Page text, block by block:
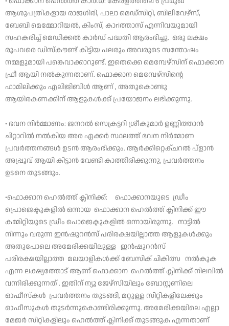
ആശുപത്രികളായ രാജഗിരി, പാലാ മെഡ്‌സിറ്റി, ബിലീവേഴ്‌സ്,
ബേബി മെമ്മോറിയൽ, കിംസ്, കാriത്താസ് എന്നിവയുമായി
സഹകരിച്ച് മെഡിക്കൽ കാർഡ് പദ്ധതി ആരംഭിച്ചു. ഒരു ലക്ഷം
രൂപവരെ ഡിസ്‌കൗണ്ട് കിട്ടിയ പലരും അവരുടെ സന്തോഷം
നമ്മളുമായി പങ്കെവാക്കാറുണ്ട്. ഇതെക്കെ മെമ്പേഴ്സിന് ഫൊക്കാന
ഫ്രീ ആയി നൽകുന്നതാണ്. ഫൊക്കാന മെമ്പേഴ്‌സിന്റെ
ഫാമിലിക്കും എലിജിബിൾ ആണ് , അതുകൊണ്ടു
ആയിരകണക്കിന് ആളുകൾക്ക് പ്രയോജനം ലഭിക്കുന്നു.
• ഭവന നിർമ്മാണം: ജനറൽ സെക്രട്ടറി ശ്രീകുമാർ ഉണ്ണിത്താൻ
ചിറ്റാറിൽ നൽകിയ അര ഏക്കർ സ്ഥലത്ത് ഭവന നിർമ്മാണ
പ്രവർത്തനങ്ങൾ ഉടൻ ആരംഭിക്കും. ആർക്കിറ്റെക്ചറൽ പ്ളാൻ
അപ്പ്രൂവ് ആയി കിട്ടാൻ വേണ്ടി കാത്തിരിക്കുന്നു, പ്രവർത്തനം
ഉടനെ തുടങ്ങും.
•ഫൊക്കാന ഹെൽത്ത് ക്ലിനിക്ക്: ഫൊക്കാനയുടെ ഡ്രീം
പ്രൊജെക്ടുകളിൽ ഒന്നായ ഫൊക്കാന ഹെൽത്ത് ക്ലിനിക്ക് ഈ
കമ്മിറ്റിയുടെ ഡ്രീം പൊജെക്ടുകളിൽ ഒന്നായിരുന്നു. നാട്ടിൽ
നിന്നും വരുന്ന ഇൻഷുറൻസ് പരിരക്ഷയില്ലാത്ത ആളുകൾക്കും
അതുപോലെ അമേരിക്കയിലുള്ള ഇൻഷുറൻസ്
പരിരക്ഷയില്ലാത്ത മലയാളികൾക്ക് ബേസിക് ചികിത്സ നൽകുക
എന്ന ലക്ഷ്യത്തോട് ആണ് ഫൊക്കാന ഹെൽത്ത് ക്ലിനിക്ക് നിലവിൽ
വന്നിരിക്കുന്നത് . ഇതിന് ന്യൂ ജേഴ്‌സിയിലും ബോസ്റ്റണിലെ
ഓഫീസ്കൾ പ്രവർത്തനം തുടങ്ങി, മറ്റുള്ള സിറ്റികളിലേക്കും
ഓഫീസുകൾ തുടർന്നുകൊണ്ടിരിക്കുന്നു. അമേരിക്കയിലെ എല്ലാ
മേജർ സിറ്റികളിലും ഹെൽത്ത് ക്ലിനിക്ക് തുടങ്ങുക എന്നതാണ്